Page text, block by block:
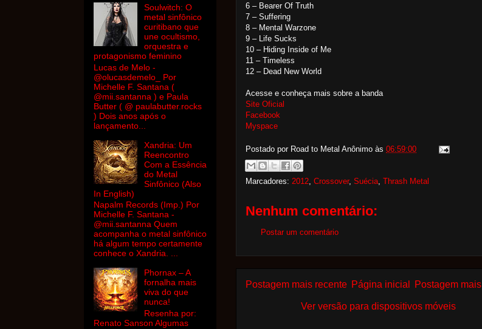
6 – Bearer Of Truth
7 – Suffering
8 – Mental Warzone
9 – Life Sucks
10 – Hiding Inside of Me
11 – Timeless
12 – Dead New World
Acesse e conheça mais sobre a banda
Site Oficial
Facebook
Myspace
Postado por Road to Metal Anônimo às 06:59:00
Marcadores: 2012 Crossover, Suécia Thrash Metal
Nenhum comentário:
Postar um comentário
Postagem mais recente Postagem
Página inicial
Ver versão para dispositivos móveis
Soulwitch: O
metal sinfônico
curitibano que
une ocultismo,
orquestra e
protagonismo feminino
Lucas de Melo -
@olucasdemelo_ Por
Michelle F. Santana (
@mii.santanna ) e Paula
Butter ( @ paulabutter.rocks
) Dois anos após o
lançamento...
Xandria: Um
Reencontro
Com a Essência
do Metal
Sinfônico (Also
In English)
Napalm Records (Imp.) Por
Michelle F. Santana -
@mii.santanna Quem
acompanha o metal sinfônico
há algum tempo certamente
conhece o Xandria. ...
Phornax – A
fornalha mais
viva do que
nunca!
Resenha por:
Renato Sanson Algumas